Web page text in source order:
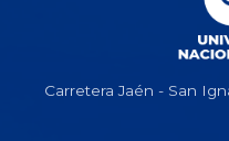
Carretera Jaén - San